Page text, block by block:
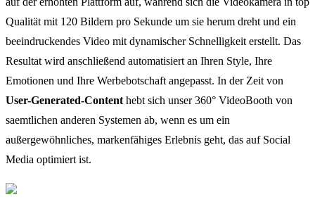
Qualität mit 120 Bildern pro Sekunde um sie herum dreht und ein
beeindruckendes Video mit dynamischer Schnelligkeit erstellt. Das
Resultat wird anschließend automatisiert an Ihren Style, Ihre
Emotionen und Ihre Werbebotschaft angepasst. In der Zeit von
User-Generated-Content hebt sich unser 360° VideoBooth von
saemtlichen anderen Systemen ab, wenn es um ein
außergewöhnliches, markenfähiges Erlebnis geht, das auf Social
Media optimiert ist.